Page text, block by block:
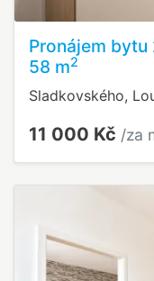
Pronájem bytu
58 m2
Sladkovského,
11 000 Kč /za